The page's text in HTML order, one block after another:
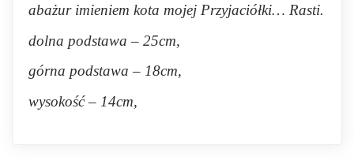
abażur imieniem kota mojej Przyjaciółki… Rasti.
dolna podstawa – 25cm,
górna podstawa – 18cm,
wysokość – 14cm,